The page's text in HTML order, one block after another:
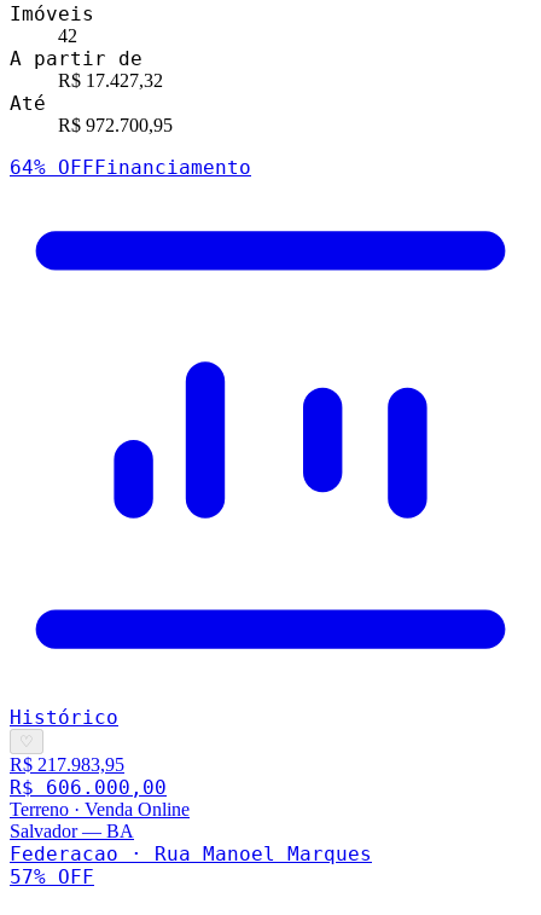
Imóveis
42
A partir de
R$ 17.427,32
Até
R$ 972.700,95
64% OFFFinanciamento
Histórico
♡
R$ 217.983,95
R$ 606.000,00
Terreno · Venda Online
Salvador— BA
Federacao · Rua Manoel Marques
57% OFF